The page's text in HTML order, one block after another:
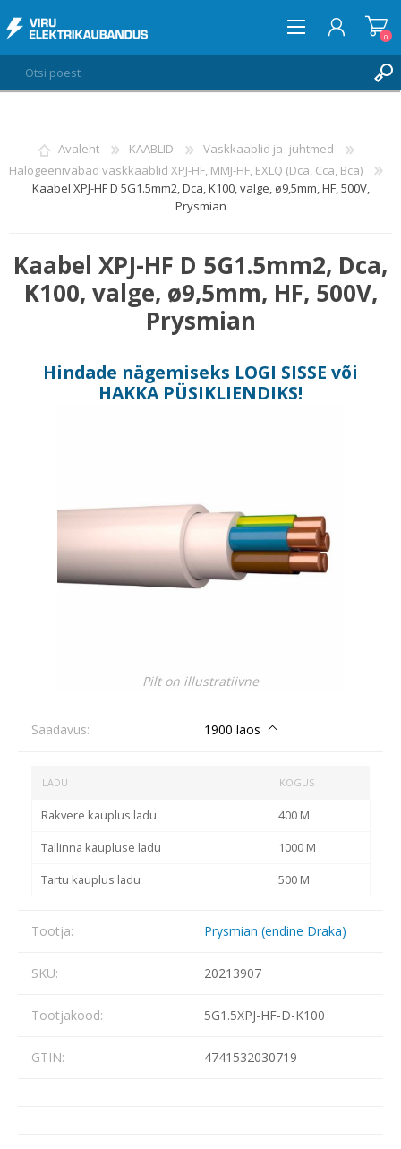
LOGI SISSE
SOOVIKORV
0
0
Avaleht KAABLID
Vaskkaablid ja -juhtmed
Halogeenivabad vaskkaablid XPJ-HF, MMJ-HF, EXLQ (Dca, Cca, Bca)
Kaabel XPJ-HF D 5G1.5mm2, Dca, K100, valge, ø9,5mm, HF, 500V,
Prysmian
Kaabel XPJ-HF D 5G1.5mm2, Dca,
K100, valge, ø9,5mm, HF, 500V,
Prysmian
Hindade nägemiseks LOGI SISSE või
HAKKA PÜSIKLIENDIKS!
Pilt on illustratiivne
Saadavus: 1900 laos
LADU KOGUS
Rakvere kauplus ladu
400 M
Tallinna kaupluse ladu
1000 M
Tartu kauplus ladu
500 M
Tootja: Prysmian (endine Draka)
SKU: 20213907
Tootjakood: 5G1.5XPJ-HF-D-K100
GTIN: 4741532030719